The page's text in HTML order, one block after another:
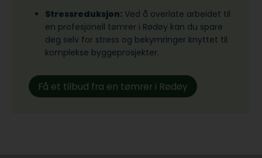
Stressreduksjon: Ved å overlate arbeidet til
en profesjonell tømrer i Rødøy kan du spare
deg selv for stress og bekymringer knyttet til
komplekse byggeprosjekter.
Få et tilbud fra en tømrer i Rødøy